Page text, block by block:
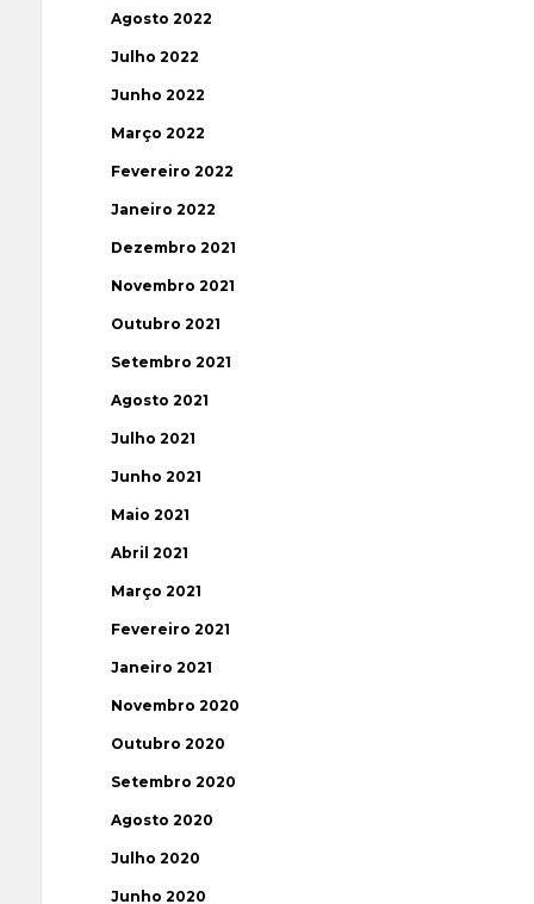
Agosto 2022
Julho 2022
Junho 2022
Março 2022
Fevereiro 2022
Janeiro 2022
Dezembro 2021
Novembro 2021
Outubro 2021
Setembro 2021
Agosto 2021
Julho 2021
Junho 2021
Maio 2021
Abril 2021
Março 2021
Fevereiro 2021
Janeiro 2021
Novembro 2020
Outubro 2020
Setembro 2020
Agosto 2020
Julho 2020
Junho 2020